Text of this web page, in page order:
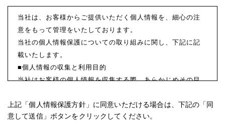
当社は、お客様からご提供いただく個人情報を、細心の注
意をもって管理をいたしております。
当社の個人情報保護についての取り組みに関し、下記に記
載いたします。
■個人情報の収集と利用目的
当社はお客様の個人情報を収集する際、あらかじめその目
情報の収集を行います。
当社は個人情報保護に関する法令を遵守すると共に、お客
上記「個人情報保護方針」に同意いただける場合は、下記の「同
意して送信」ボタンをクリックしてください。